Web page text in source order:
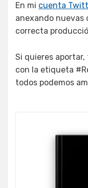
En mi cuenta
anexando nuevas
correcta
Si quieres
con la etiqueta
todos podemos